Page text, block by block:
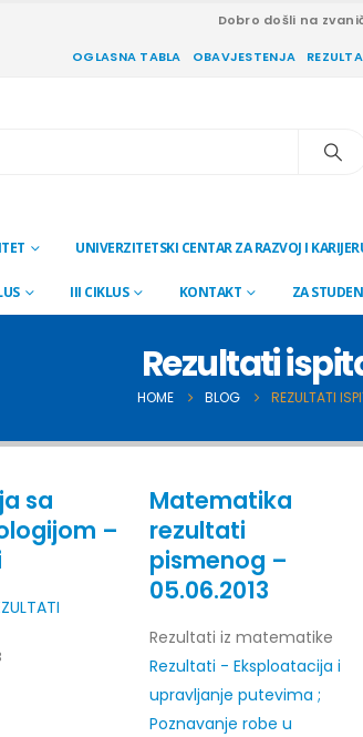
Dobro došli na
OGLASNA TABLA OBAVJESTENJA
UNIVERZITETSKI CENTAR ZA RAZVOJ I
III CIKLUS KONTAKT ZA
Rezultati
HOME BLOG REZULTATI
sa
–
Matematika
rezultati
pismenog –
05.06.2013
Rezultati iz matematike
Rezultati - Eksploatacija i
upravljanje putevima ;
Poznavanje robe u
za javnost 30.07.2026. godine
za javnost 30.07.2026. godine
Prof. dr
24/07/2026
Prof. dr
22/07/2026